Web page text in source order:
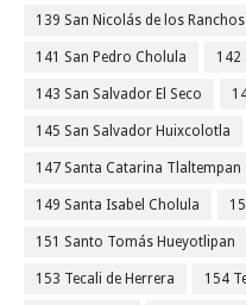
139 San Nicolás de los Ranchos
141 San Pedro Cholula 142
143 San Salvador El Seco
145 San Salvador Huixcolotla
147 Santa Catarina Tlaltempan
149 Santa Isabel Cholula
151 Santo Tomás Hueyotlipan
153 Tecali de Herrera 154